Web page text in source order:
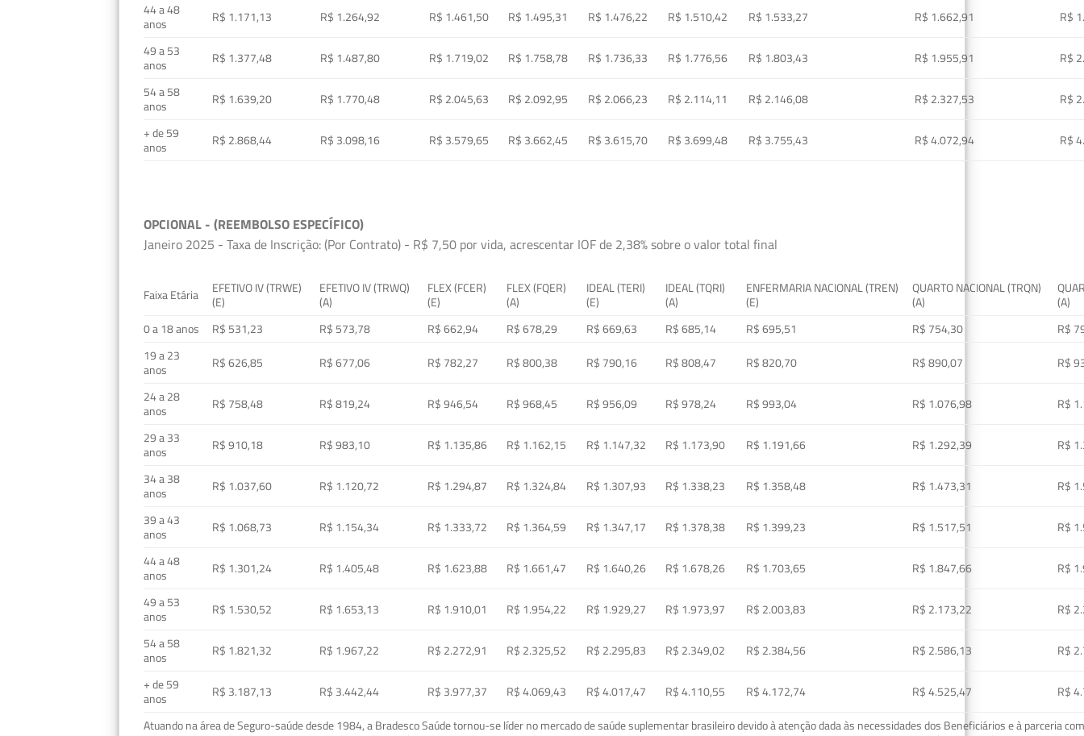
44 a 48
anos
R$ 1.171,13 R$ 1.264,92 R$ 1.461,50 R$ 1.495,31 R$ 1.476,22 R$ 1.510,42 R$ 1.533,27 R$ 1.662,91
R$
49 a 53
anos
R$ 1.377,48 R$ 1.487,80 R$ 1.719,02 R$ 1.758,78 R$ 1.736,33 R$ 1.776,56 R$ 1.803,43 R$ 1.955,91
R$
54 a 58
anos
R$ 1.639,20 R$ 1.770,48 R$ 2.045,63 R$ 2.092,95 R$ 2.066,23 R$ 2.114,11 R$ 2.146,08 R$ 2.327,53
R$
+ de 59
anos
R$ 2.868,44 R$ 3.098,16 R$ 3.579,65 R$ 3.662,45 R$ 3.615,70 R$ 3.699,48 R$ 3.755,43 R$ 4.072,94 R$
OPCIONAL - (REEMBOLSO ESPECÍFICO)
Janeiro 2025 - Taxa de Inscrição: (Por Contrato) - R$ 7,50 por vida, acrescentar IOF de 2,38% sobre o valor total final
Faixa Etária
EFETIVO IV (TRWE)
(E)
EFETIVO IV (TRWQ)
(A)
FLEX (FCER)
(E)
FLEX (FQER)
(A)
IDEAL (TERI)
(E)
IDEAL (TQRI)
(A)
ENFERMARIA NACIONAL (TREN)
(E)
QUARTO NACIONAL (TRQN)
(A)
(A)
0 a 18 anos
R$ 531,23 R$ 573,78 R$ 662,94 R$ 678,29 R$ 669,63 R$ 685,14 R$ 695,51 R$ 754,30
R$
19 a 23
anos
R$ 626,85 R$ 677,06 R$ 782,27 R$ 800,38 R$ 790,16 R$ 808,47 R$ 820,70 R$ 890,07
R$
24 a 28
anos
R$ 758,48 R$ 819,24 R$ 946,54 R$ 968,45 R$ 956,09 R$ 978,24 R$ 993,04 R$ 1.076,98
R$
29 a 33
anos
R$ 910,18 R$ 983,10 R$ 1.135,86 R$ 1.162,15 R$ 1.147,32 R$ 1.173,90 R$ 1.191,66 R$ 1.292,39
R$
34 a 38
anos
R$ 1.037,60 R$ 1.120,72 R$ 1.294,87 R$ 1.324,84 R$ 1.307,93 R$ 1.338,23 R$ 1.358,48 R$ 1.473,31
R$
39 a 43
anos
R$ 1.068,73 R$ 1.154,34 R$ 1.333,72 R$ 1.364,59 R$ 1.347,17 R$ 1.378,38 R$ 1.399,23 R$ 1.517,51
R$
44 a 48
anos
R$ 1.301,24 R$ 1.405,48 R$ 1.623,88 R$ 1.661,47 R$ 1.640,26 R$ 1.678,26 R$ 1.703,65 R$ 1.847,66
R$
49 a 53
anos
R$ 1.530,52 R$ 1.653,13 R$ 1.910,01 R$ 1.954,22 R$ 1.929,27 R$ 1.973,97 R$ 2.003,83 R$ 2.173,22
R$
54 a 58
anos
R$ 1.821,32 R$ 1.967,22 R$ 2.272,91 R$ 2.325,52 R$ 2.295,83 R$ 2.349,02 R$ 2.384,56 R$ 2.586,13
R$
+ de 59
anos
R$ 3.187,13 R$ 3.442,44 R$ 3.977,37 R$ 4.069,43 R$ 4.017,47 R$ 4.110,55 R$ 4.172,74 R$ 4.525,47
R$
Atuando na área de Seguro-saúde desde 1984, a Bradesco Saúde tornou-se líder no mercado de saúde suplementar brasileiro devido à atenção dada às necessidades dos Beneficiários e à parceria